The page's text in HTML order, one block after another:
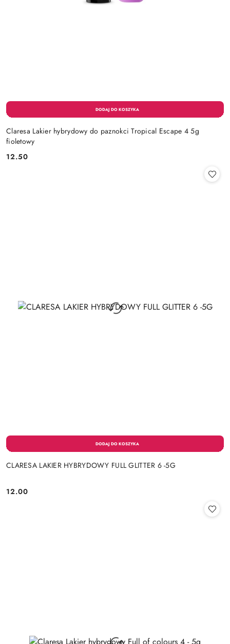
Claresa Lakier hybrydowy do paznokci Tropical Escape 4 5g
fioletowy
Cena:
12.50
CLARESA LAKIER HYBRYDOWY FULL GLITTER 6 -5G
Cena:
12.00